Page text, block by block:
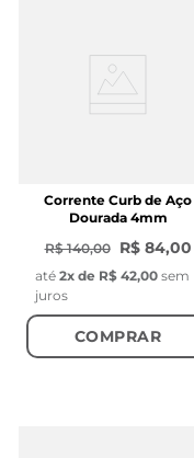
Corrente Curb de Aço
Dourada 4mm
R$ 140,00
R$ 84,00
até 2x de R$ 42,00 sem
juros
COMPRAR